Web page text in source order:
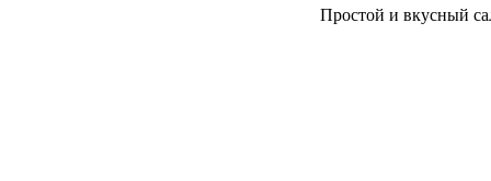
Простой и вкусный